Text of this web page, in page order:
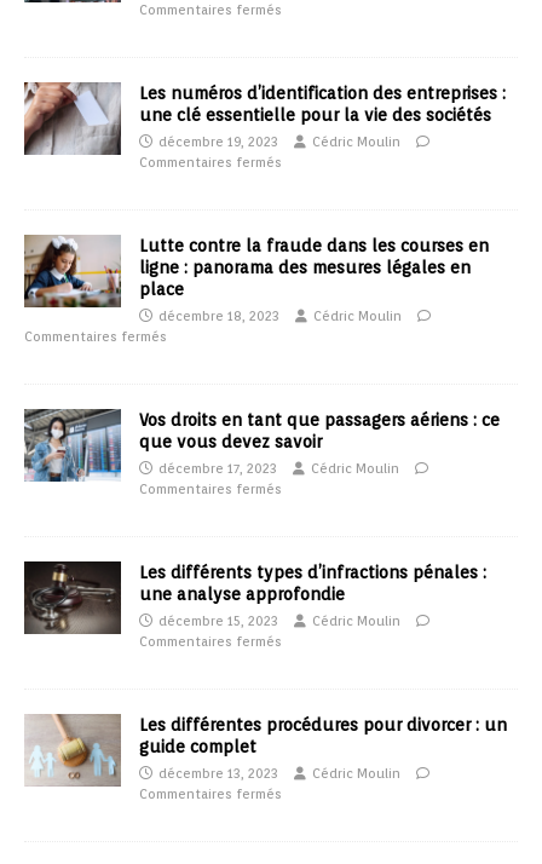
Commentaires fermés
Les numéros d’identification des entreprises :
une clé essentielle pour la vie des sociétés
décembre 19, 2023
Cédric Moulin
Commentaires fermés
Lutte contre la fraude dans les courses en
ligne : panorama des mesures légales en
place
décembre 18, 2023
Cédric Moulin
Commentaires fermés
Vos droits en tant que passagers aériens : ce
que vous devez savoir
décembre 17, 2023
Cédric Moulin
Commentaires fermés
Les différents types d’infractions pénales :
une analyse approfondie
décembre 15, 2023
Cédric Moulin
Commentaires fermés
Les différentes procédures pour divorcer : un
guide complet
décembre 13, 2023
Cédric Moulin
Commentaires fermés